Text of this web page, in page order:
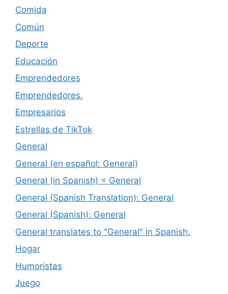
Comida
Común
Deporte
Educación
Emprendedores
Emprendedores.
Empresarios
Estrellas de TikTok
General
General (en español: General)
General (in Spanish) = General
General (Spanish Translation): General
General (Spanish): General
General translates to "General" in Spanish.
Hogar
Humoristas
Juego